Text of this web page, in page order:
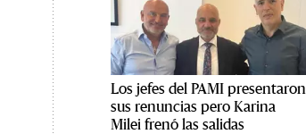
Los jefes del PAMI presentaron
sus renuncias pero Karina
Milei frenó las salidas